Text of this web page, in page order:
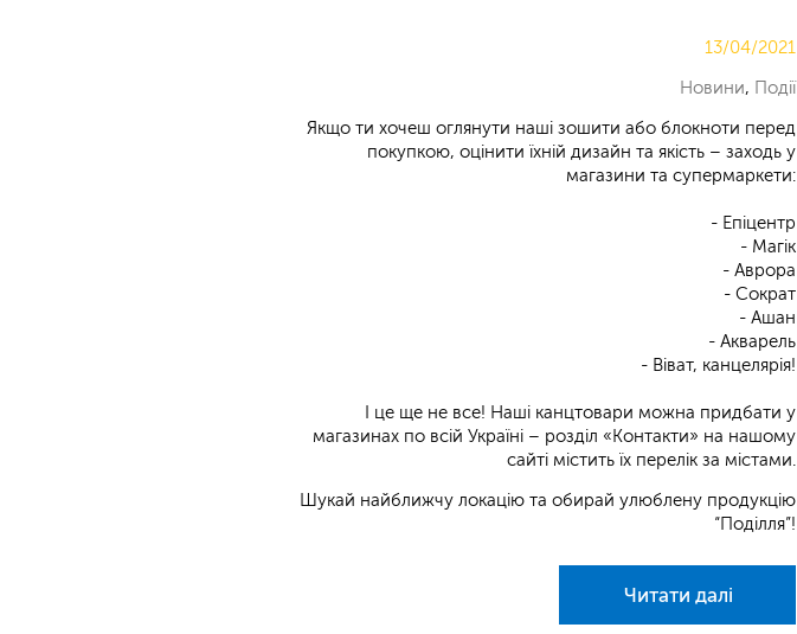
13/04/2021
Новини, Події
Якщо ти хочеш оглянути наші зошити або блокноти перед
покупкою, оцінити їхній дизайн та якість – заходь у
магазини та супермаркети:
- Епіцентр
- Магік
- Аврора
- Сократ
- Ашан
- Акварель
- Віват, канцелярія!
І це ще не все! Наші канцтовари можна придбати у
магазинах по всій Україні – розділ «Контакти» на нашому
сайті містить їх перелік за містами.
Шукай найближчу локацію та обирай улюблену продукцію
“Поділля”!
Читати далі